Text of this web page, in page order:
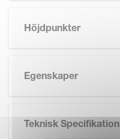
Höjdpunkter
Egenskaper
Teknisk Specifikation